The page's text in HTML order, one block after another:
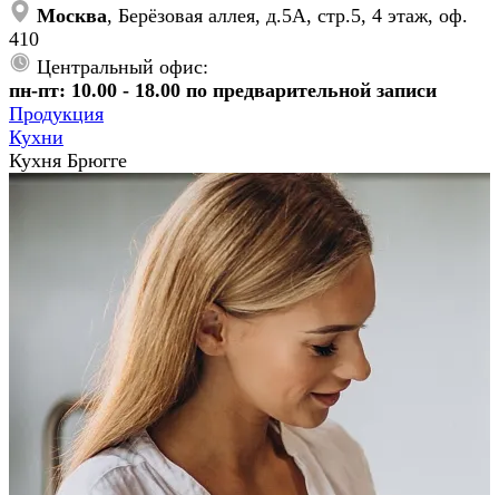
Москва, Берёзовая аллея, д.5А, стр.5, 4 этаж, оф.
410
Центральный офис:
пн-пт: 10.00 - 18.00 по предварительной записи
Продукция
Кухни
Кухня Брюгге